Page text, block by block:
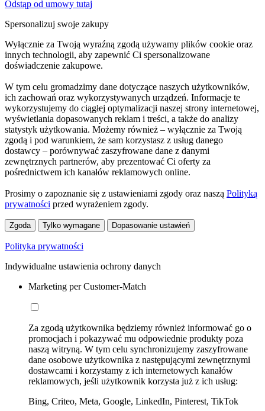
Odstąp od umowy tutaj
Spersonalizuj swoje zakupy
Wyłącznie za Twoją wyraźną zgodą używamy plików cookie oraz
innych technologii, aby zapewnić Ci spersonalizowane
doświadczenie zakupowe.
W tym celu gromadzimy dane dotyczące naszych użytkowników,
ich zachowań oraz wykorzystywanych urządzeń. Informacje te
wykorzystujemy do ciągłej optymalizacji naszej strony internetowej,
wyświetlania dopasowanych reklam i treści, a także do analizy
statystyk użytkowania. Możemy również – wyłącznie za Twoją
zgodą i pod warunkiem, że sam korzystasz z usług danego
dostawcy – porównywać zaszyfrowane dane z danymi
zewnętrznych partnerów, aby prezentować Ci oferty za
pośrednictwem ich kanałów reklamowych online.
Prosimy o zapoznanie się z ustawieniami zgody oraz naszą Polityką
prywatności przed wyrażeniem zgody.
Zgoda Tylko wymagane Dopasowanie ustawień
Polityka prywatności
Indywidualne ustawienia ochrony danych
Marketing per Customer-Match
Za zgodą użytkownika będziemy również informować go o
promocjach i pokazywać mu odpowiednie produkty poza
naszą witryną. W tym celu synchronizujemy zaszyfrowane
dane osobowe użytkownika z następującymi zewnętrznymi
dostawcami i korzystamy z ich internetowych kanałów
reklamowych, jeśli użytkownik korzysta już z ich usług:
Bing, Criteo, Meta, Google, LinkedIn, Pinterest, TikTok